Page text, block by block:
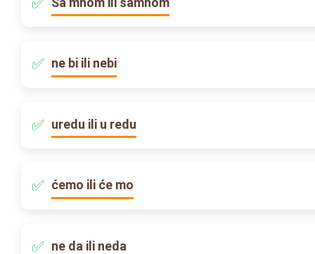
ne bi ili nebi
uredu ili u redu
ćemo ili će mo
ne da ili neda